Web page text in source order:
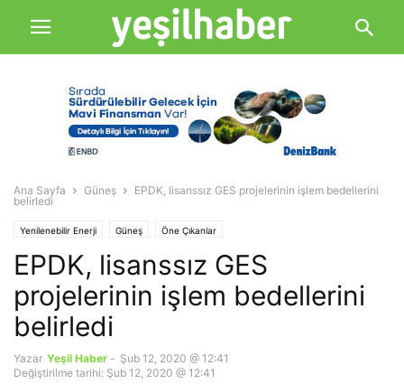
Ana Sayfa Güneş
EPDK, lisanssız GES projelerinin işlem bedellerini
belirledi
Yenilenebilir Enerji Güneş Öne Çıkanlar
EPDK, lisanssız GES
projelerinin işlem bedellerini
belirledi
Yazar Yeşil Haber - Şub 12, 2020 @ 12:41
Değiştirilme tarihi: Şub 12, 2020 @ 12:41